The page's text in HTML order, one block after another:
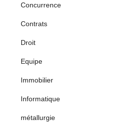
Concurrence
Contrats
Droit
Equipe
Immobilier
Informatique
métallurgie